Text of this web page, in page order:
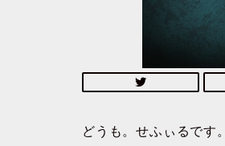
どうも。せふぃるです。